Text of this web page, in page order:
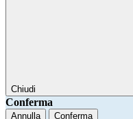
Chiudi
Conferma
Annulla Conferma